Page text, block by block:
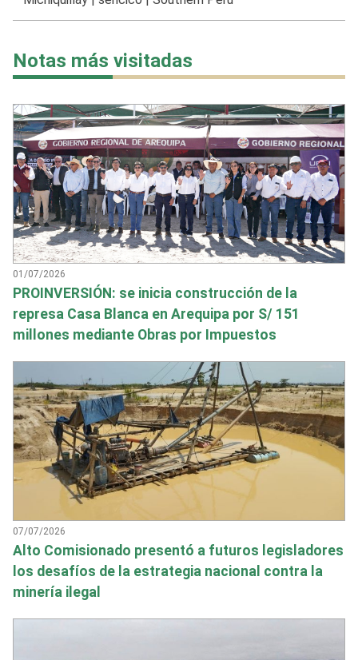
Notas más visitadas
01/07/2026
PROINVERSIÓN: se inicia construcción de la
represa Casa Blanca en Arequipa por S/ 151
millones mediante Obras por Impuestos
07/07/2026
Alto Comisionado presentó a futuros legisladores
los desafíos de la estrategia nacional contra la
minería ilegal